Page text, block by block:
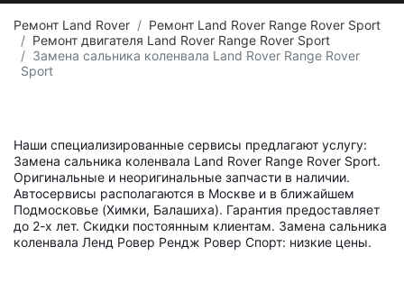
Ремонт Land Rover
Ремонт Land Rover Range Rover Sport
Ремонт двигателя Land Rover Range Rover Sport
Замена сальника коленвала Land Rover Range Rover
Sport
Наши специализированные сервисы предлагают услугу:
Замена сальника коленвала Land Rover Range Rover Sport.
Оригинальные и неоригинальные запчасти в наличии.
Автосервисы располагаются в Москве и в ближайшем
Подмосковье (Химки, Балашиха). Гарантия предоставляет
до 2-х лет. Скидки постоянным клиентам. Замена сальника
коленвала Ленд Ровер Рендж Ровер Спорт: низкие цены.